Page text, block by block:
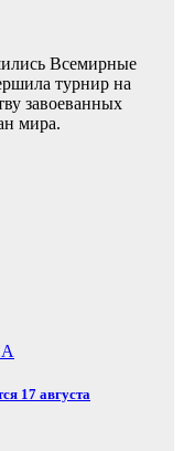
Всемирные
турнир на
завоеванных
мира.
17 августа